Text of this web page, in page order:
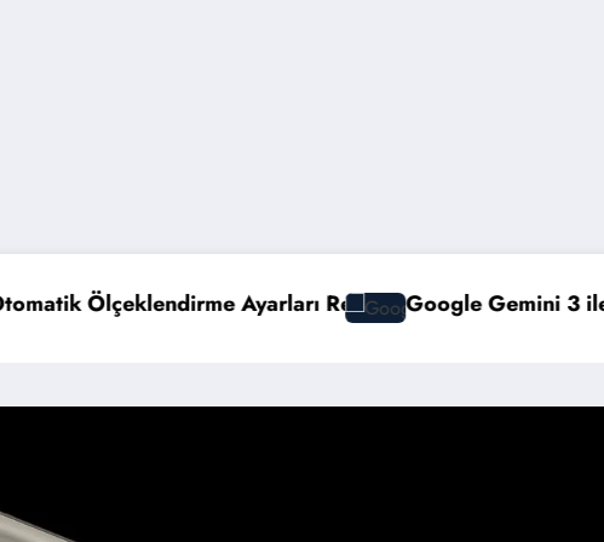
RehberiGoogle Gemini 3 ile Multimodal Yapay Zeka